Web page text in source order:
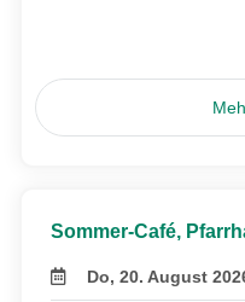
Sommer-Café,
Do, 20. August